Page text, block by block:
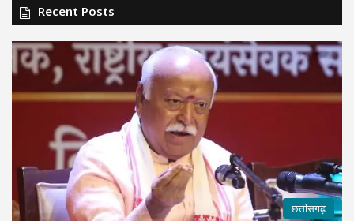
Recent Posts
छत्तीसगढ़